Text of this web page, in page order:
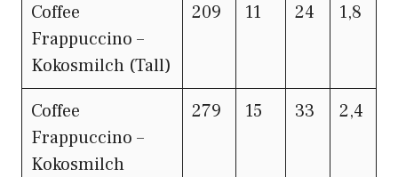
Coffee
Frappuccino –
Kokosmilch (Tall)
209 11 24 1,8
Coffee
Frappuccino –
Kokosmilch
279 15 33 2,4